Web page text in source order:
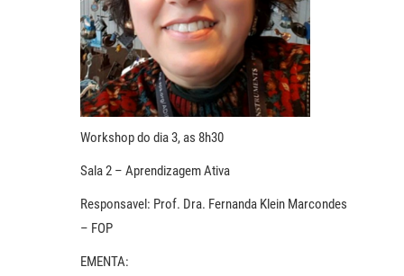
Workshop do dia 3, as 8h30
Sala 2 – Aprendizagem Ativa
Responsavel: Prof. Dra. Fernanda Klein Marcondes
– FOP
EMENTA: